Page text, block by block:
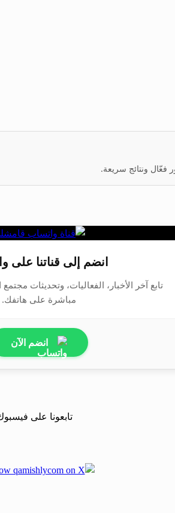
ونتائج سريعة.
انضم إلى قناتنا على
تابع آخر الأخبار، الفعاليات، وتحديثات
مباشرة على هاتفك.
انضم الآن